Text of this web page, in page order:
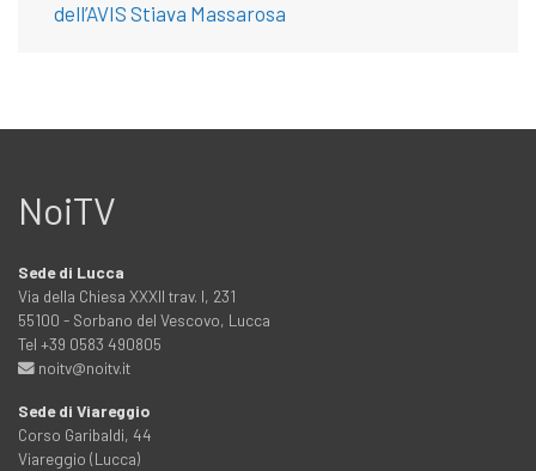
dell’AVIS Stiava Massarosa
NoiTV
Sede di Lucca
Via della Chiesa XXXII trav. I, 231
55100 - Sorbano del Vescovo, Lucca
Tel +39 0583 490805
noitv@noitv.it
Sede di Viareggio
Corso Garibaldi, 44
Viareggio (Lucca)